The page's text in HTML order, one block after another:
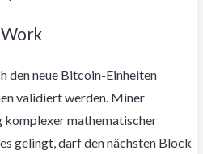
den neue Bitcoin-Einheiten
validiert werden. Miner
komplexer mathematischer
gelingt, darf den nächsten Block